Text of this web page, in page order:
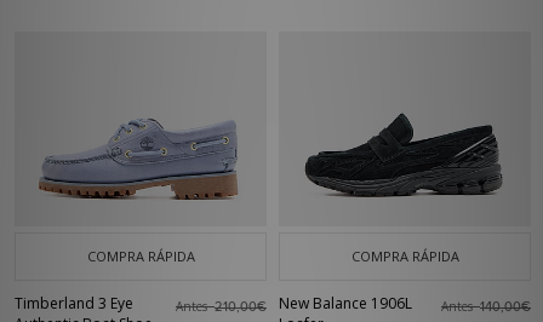
COMPRA RÁPIDA
Timberland 3 Eye
Antes210,00€
COMPRA RÁPIDA
New Balance 1906L
Antes140,00€